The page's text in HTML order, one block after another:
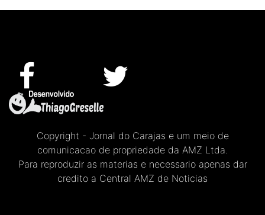
Copyright - Jornal do Carajas e um meio de
comunicacao de propriedade da AMZ Ltda.
Para reproduzir as materias e necessario apenas dar
credito a Central AMZ de Noticias